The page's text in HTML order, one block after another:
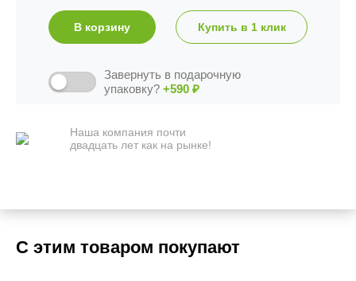
В корзину Купить в 1 клик
Завернуть в подарочную
упаковку? +590 ₽
Наша компания почти
двадцать лет как на рынке!
С этим товаром покупают